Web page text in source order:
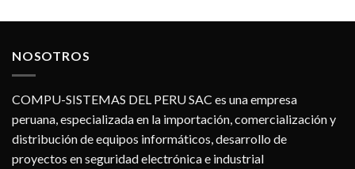
NOSOTROS
COMPU-SISTEMAS DEL PERU SAC es una empresa
peruana, especializada en la importación, comercialización y
distribución de equipos informáticos, desarrollo de
proyectos en seguridad electrónica e industrial